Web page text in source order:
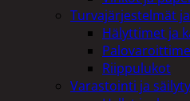
Turvajärjestelmät
Hälyttimet ja
Riippulukot
Varastointi ja